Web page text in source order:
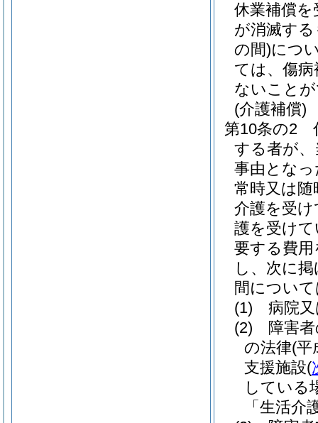
休業補償
が消滅す
の間)につ
ては、傷
ないこと
(介護補償)
第10条の2
する者が
事由とな
常時又は
介護を受
護を受け
要する費
し、次に
間につい
(1)
病院
(2)
障害
の法律(平
支援施設(
している
「生活介